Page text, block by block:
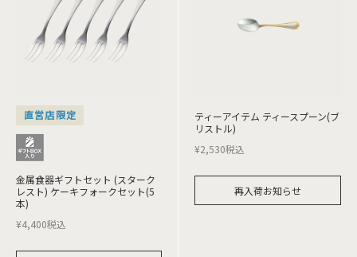
直営店限定
金属食器ギフトセット (スターク
レスト) ケーキフォークセット(5
本)
¥4,400税込
ティーアイテム ティースプーン(ブ
リストル)
¥2,530税込
再入荷お知らせ